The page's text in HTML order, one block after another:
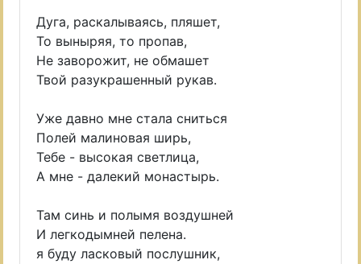
Дуга, раскалываясь, пляшет,
То выныряя, то пропав,
Не заворожит, не обмашет
Твой разукрашенный рукав.
Уже давно мне стала сниться
Полей малиновая ширь,
Тебе - высокая светлица,
А мне - далекий монастырь.
Там синь и полымя воздушней
И легкодымней пелена.
я буду ласковый послушник,